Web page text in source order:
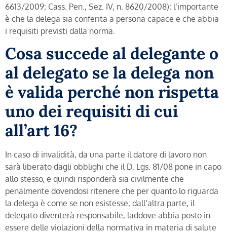
6613/2009; Cass. Pen., Sez. IV, n. 8620/2008); l’importante
è che la delega sia conferita a persona capace e che abbia
i requisiti previsti dalla norma.
Cosa succede al delegante o
al delegato se la delega non
è valida perché non rispetta
uno dei requisiti di cui
all’art 16?
In caso di invalidità, da una parte il datore di lavoro non
sarà liberato dagli obblighi che il D. Lgs. 81/08 pone in capo
allo stesso, e quindi risponderà sia civilmente che
penalmente dovendosi ritenere che per quanto lo riguarda
la delega è come se non esistesse; dall’altra parte, il
delegato diventerà responsabile, laddove abbia posto in
essere delle violazioni della normativa in materia di salute